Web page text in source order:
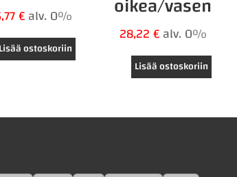
€alv. 0%
Lisää ostoskoriin
28,22€alv. 0%
Lisää ostoskoriin